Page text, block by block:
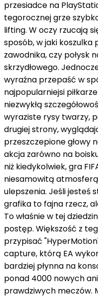
przesiadce na
tegorocznej grze
lifting. W oczy rzucają
sposób, w jaki koszulka
zawodnika, czy połysk
skrzydłowego.
wyraźna przepaść w
najpopularniejsi
niezwykłą
wyraziste rysy twarzy,
drugiej strony,
przeszczepione głowy
akcja zarówno na
niż kiedykolwiek, gra
niesamowitą
ulepszenia. Jeśli jesteś
grafika to fajna rzecz,
To właśnie w tej
postęp. Większość z
przypisać
capture, którą EA
bardziej płynna na
ponad 4000 nowych
prawdziwych meczów.